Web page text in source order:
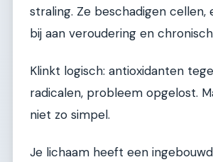
straling. Ze beschadigen cellen,
bij aan veroudering en
Klinkt logisch: antioxidanten
radicalen, probleem opgelost.
niet zo simpel.
Je lichaam heeft een